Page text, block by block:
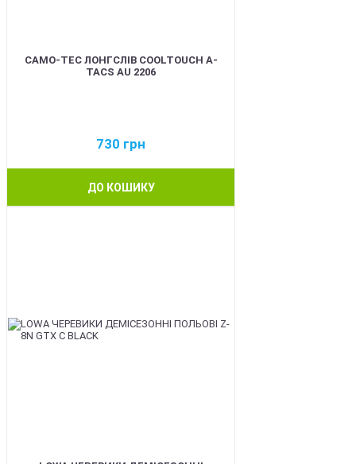
CAMO-TEC ЛОНГСЛІВ COOLTOUCH A-
TACS AU 2206
730 грн
ДО КОШИКУ